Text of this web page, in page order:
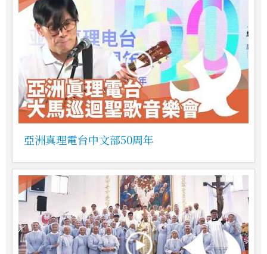
亞洲真理電台中文部50周年